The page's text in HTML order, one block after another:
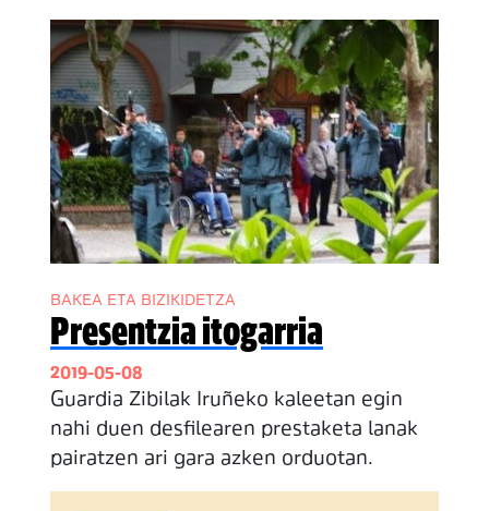
BAKEA ETA BIZIKIDETZA
Presentzia itogarria
2019-05-08
Guardia Zibilak Iruñeko kaleetan egin
nahi duen desfilearen prestaketa lanak
pairatzen ari gara azken orduotan.